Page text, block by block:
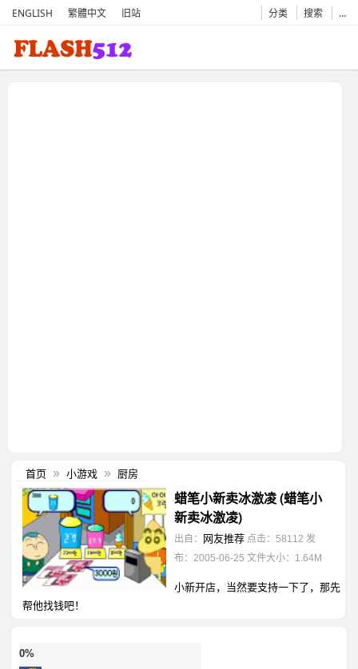
ENGLISH 繁體中文 旧站 分类 搜索 …
首页 » 小游戏 » 厨房
蜡笔小新卖冰激凌 (蜡笔小
新卖冰激凌)
出自： 网友推荐 点击：58112 发
布：2005-06-25 文件大小：1.64M
小新开店，当然要支持一下了，那先
帮他找钱吧！
0%